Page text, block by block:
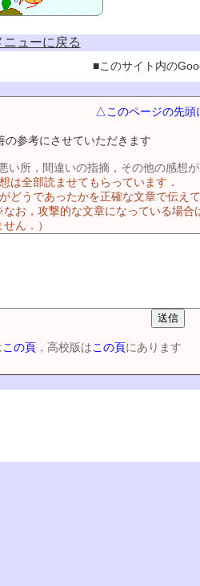
ニューに戻る
■このサイト内の
△このページの先
の参考にさせていただきます
い所，間違いの指摘，その他の感想
は全部読ませてもらっています．
どうであったかを正確な文章で伝え
お，攻撃的な文章になっている場
ん．）
この頁 ，高校版はこの頁にあります